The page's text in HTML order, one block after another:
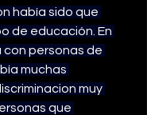
había sido que
de educación. En
con personas de
muchas
muy
que